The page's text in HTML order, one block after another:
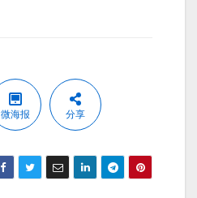
微海报 分享